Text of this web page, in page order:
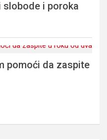
slobode i poroka
pomoći da zaspite